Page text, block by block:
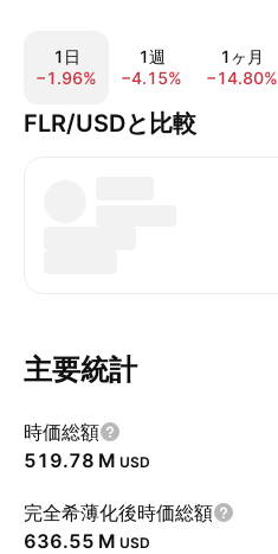
1日
−1.96%
1週
−4.15%
1ヶ月
−14.80%
FLR/USDと比較
主要統計
時価総額
‪519.78 M‬ USD
完全希薄化後時価総額
‪636.55 M‬ USD